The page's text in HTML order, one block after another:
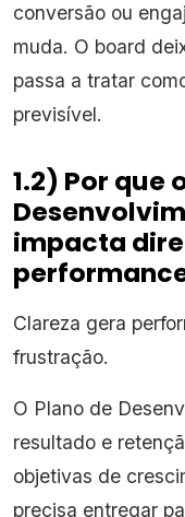
conversão ou
muda. O board
passa a tratar
previsível.
1.2) Por que
impacta
Clareza gera
frustração.
O Plano de
resultado e
objetivas de
precisa entregar